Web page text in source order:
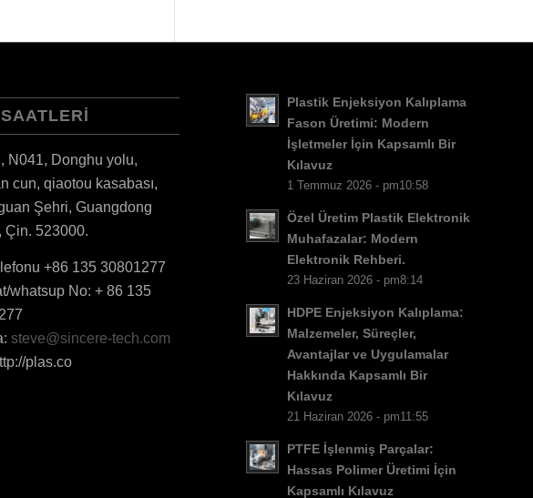
N041, Donghu yolu,
cun, qiaotou kasabası,
Şehri, Guangdong
Çin. 523000.
+86 135 30801277
whatsup No: + 86 135
steve@sincere-tech.com
plas.co
Plastik Enjeksiyon Kalıplama
Fason Üretimi: Modern
İşletmeler İçin Kapsamlı Bir
Kılavuz
1 Temmuz 2026 - pm10:58
Özel Üretim Plastik Elektronik
Muhafazalar: Modern
Elektronik Rehberi.
23 Haziran 2026 - pm8:14
HDPE Enjeksiyon Kalıplama:
Malzemeler, Süreçler,
Avantajlar ve Uygulamalar
Hakkında Kapsamlı Bir
Kılavuz
21 Haziran 2026 - pm11:55
PTFE İşlenmiş Parçalar:
Hassas Polimer Üretimi İçin
Kapsamlı Kılavuz
PL
AR
KO
PT
CS
DA
NB
EL
HU
RO